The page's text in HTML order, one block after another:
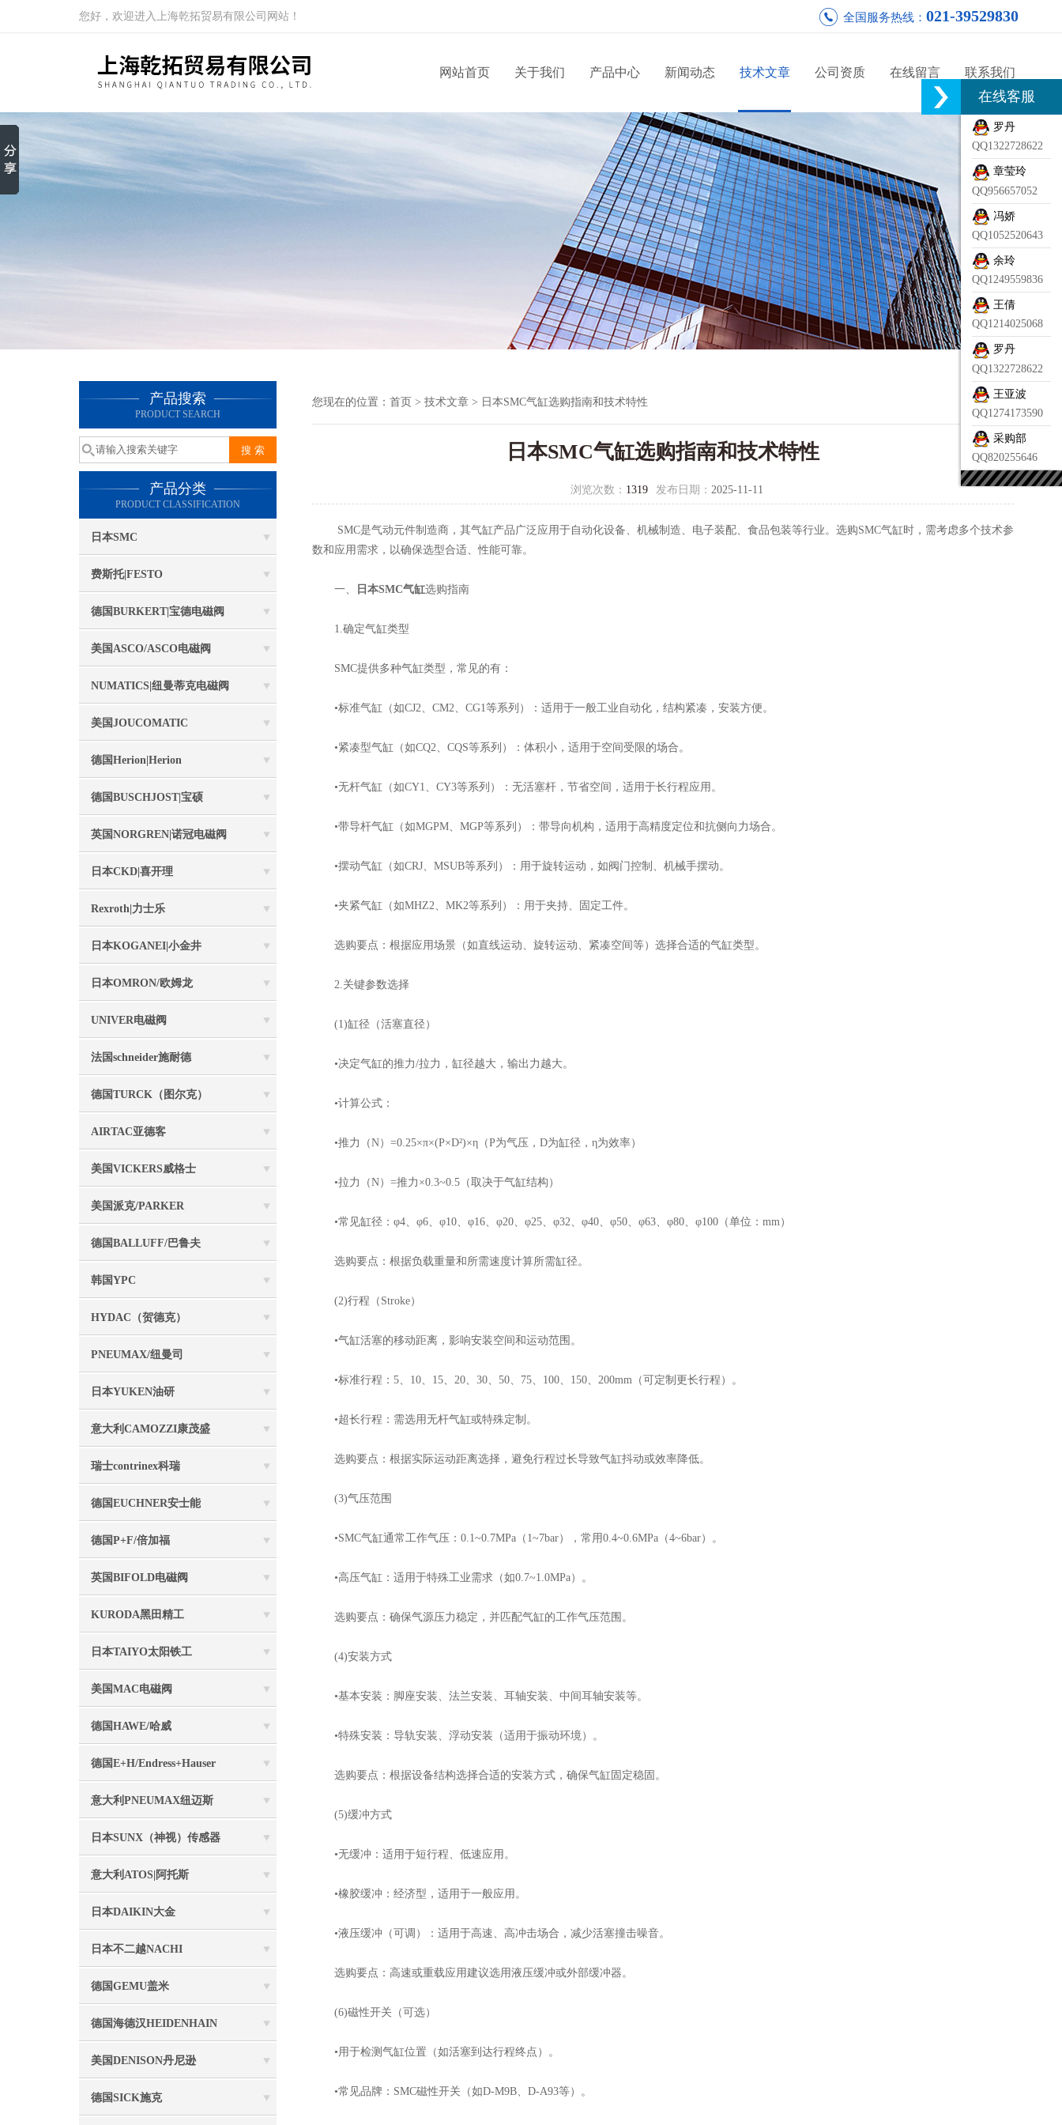
您好，欢迎进入上海乾拓贸易有限公司网站！ 全国服务热线： 021-39529830
网站首页 关于我们 产品中心 新闻动态 技术文章 公司资质 在线留言 联系我们
产品搜索
PRODUCT SEARCH
产品分类
PRODUCT CLASSIFICATION
日本SMC
费斯托|FESTO
德国BURKERT|宝德电磁阀
美国ASCO/ASCO电磁阀
NUMATICS|纽曼蒂克电磁阀
美国JOUCOMATIC
德国Herion|Herion
德国BUSCHJOST|宝硕
英国NORGREN|诺冠电磁阀
日本CKD|喜开理
Rexroth|力士乐
日本KOGANEI|小金井
日本OMRON/欧姆龙
UNIVER电磁阀
法国schneider施耐德
德国TURCK（图尔克）
AIRTAC亚德客
美国VICKERS威格士
美国派克/PARKER
德国BALLUFF/巴鲁夫
韩国YPC
HYDAC（贺德克）
PNEUMAX/纽曼司
日本YUKEN油研
意大利CAMOZZI康茂盛
瑞士contrinex科瑞
德国EUCHNER安士能
德国P+F/倍加福
英国BIFOLD电磁阀
KURODA黑田精工
日本TAIYO太阳铁工
美国MAC电磁阀
德国HAWE/哈威
德国E+H/Endress+Hauser
意大利PNEUMAX纽迈斯
日本SUNX（神视）传感器
意大利ATOS|阿托斯
日本DAIKIN大金
日本不二越NACHI
德国GEMU盖米
德国海德汉HEIDENHAIN
美国DENISON丹尼逊
德国SICK施克
您现在的位置： 首页 > 技术文章 > 日本SMC气缸选购指南和技术特性
日本SMC气缸选购指南和技术特性
浏览次数： 1319 发布日期： 2025-11-11
SMC是气动元件制造商，其气缸产品广泛应用于自动化设备、机械制造、电子装配、食品包装等行业。选购SMC气缸时，需考虑多个技术参
数和应用需求，以确保选型合适、性能可靠。
一、 日本SMC气缸选购指南
1.确定气缸类型
SMC提供多种气缸类型，常见的有：
•标准气缸（如CJ2、CM2、CG1等系列）：适用于一般工业自动化，结构紧凑，安装方便。
•紧凑型气缸（如CQ2、CQS等系列）：体积小，适用于空间受限的场合。
•无杆气缸（如CY1、CY3等系列）：无活塞杆，节省空间，适用于长行程应用。
•带导杆气缸（如MGPM、MGP等系列）：带导向机构，适用于高精度定位和抗侧向力场合。
•摆动气缸（如CRJ、MSUB等系列）：用于旋转运动，如阀门控制、机械手摆动。
•夹紧气缸（如MHZ2、MK2等系列）：用于夹持、固定工件。
选购要点：根据应用场景（如直线运动、旋转运动、紧凑空间等）选择合适的气缸类型。
2.关键参数选择
(1)缸径（活塞直径）
•决定气缸的推力/拉力，缸径越大，输出力越大。
•计算公式：
•推力（N）=0.25×π×(P×D²)×η（P为气压，D为缸径，η为效率）
•拉力（N）=推力×0.3~0.5（取决于气缸结构）
•常见缸径：φ4、φ6、φ10、φ16、φ20、φ25、φ32、φ40、φ50、φ63、φ80、φ100（单位：mm）
选购要点：根据负载重量和所需速度计算所需缸径。
(2)行程（Stroke）
•气缸活塞的移动距离，影响安装空间和运动范围。
•标准行程：5、10、15、20、30、50、75、100、150、200mm（可定制更长行程）。
•超长行程：需选用无杆气缸或特殊定制。
选购要点：根据实际运动距离选择，避免行程过长导致气缸抖动或效率降低。
(3)气压范围
•SMC气缸通常工作气压：0.1~0.7MPa（1~7bar），常用0.4~0.6MPa（4~6bar）。
•高压气缸：适用于特殊工业需求（如0.7~1.0MPa）。
选购要点：确保气源压力稳定，并匹配气缸的工作气压范围。
(4)安装方式
•基本安装：脚座安装、法兰安装、耳轴安装、中间耳轴安装等。
•特殊安装：导轨安装、浮动安装（适用于振动环境）。
选购要点：根据设备结构选择合适的安装方式，确保气缸固定稳固。
(5)缓冲方式
•无缓冲：适用于短行程、低速应用。
•橡胶缓冲：经济型，适用于一般应用。
•液压缓冲（可调）：适用于高速、高冲击场合，减少活塞撞击噪音。
选购要点：高速或重载应用建议选用液压缓冲或外部缓冲器。
(6)磁性开关（可选）
•用于检测气缸位置（如活塞到达行程终点）。
•常见品牌：SMC磁性开关（如D-M9B、D-A93等）。
在线客服
罗丹
QQ1322728622
章莹玲
QQ956657052
冯娇
QQ1052520643
余玲
QQ1249559836
王倩
QQ1214025068
罗丹
QQ1322728622
王亚波
QQ1274173590
采购部
QQ820255646